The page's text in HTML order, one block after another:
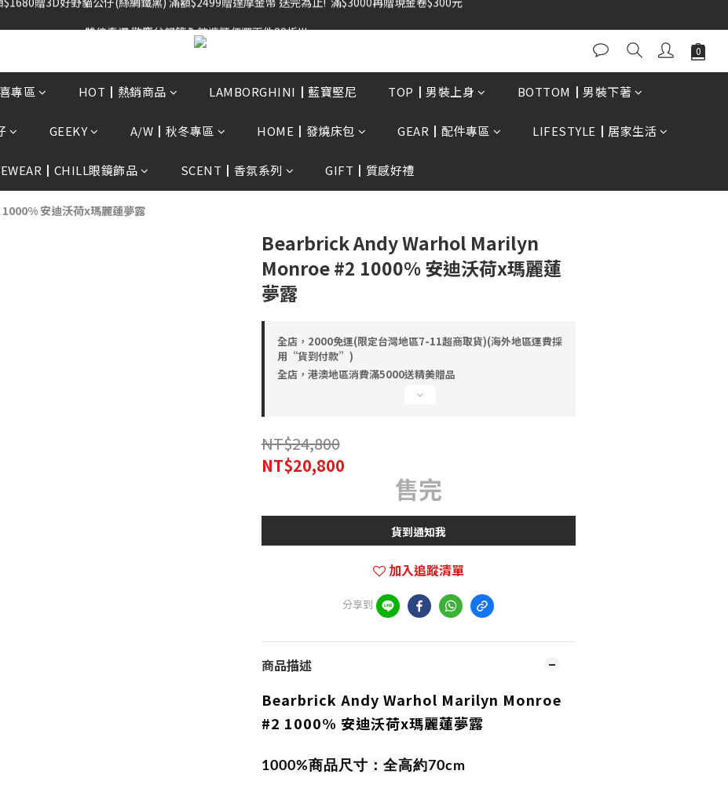
專區 HOT┃熱銷商品 LAMBORGHINI┃藍寶堅尼 TOP┃男裝上身 BOTTOM┃男裝下著
GEEKY A/W┃秋冬專區 HOME┃發燒床包 GEAR┃配件專區 LIFESTYLE┃居家生活
眼鏡飾品 SCENT┃香氛系列 GIFT┃質感好禮
安迪沃荷x瑪麗蓮夢露
Bearbrick Andy Warhol Marilyn
Monroe #2 1000% 安迪沃荷x瑪麗蓮
夢露
全店，2000免運(限定台灣地區7-11超商取貨)(海外地區運費採
用“貨到付款”)
全店，港澳地區消費滿5000送精美贈品
NT$24,800
NT$20,800
售完
貨到通知我
加入追蹤清單
分享到
商品描述
Bearbrick Andy Warhol Marilyn Monroe
#2 1000% 安迪沃荷x瑪麗蓮夢露
1000%商品尺寸：全高約70cm